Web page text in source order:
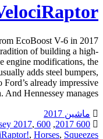
EcoBoost V-6 in 2017
of building a high-
engine modifications, the
adds steel bumpers,
already impressive
Hennessey manages […]
ماشین 2017
600 2017
,
600 VelociRaptor!
2017,
, Horses, Squeezes